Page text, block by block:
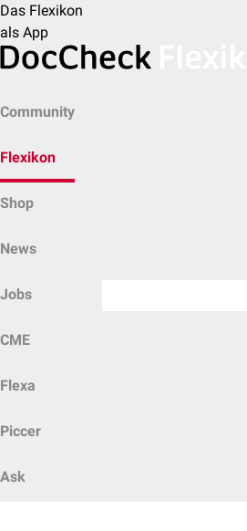
Das Flexikon
als App
Community
Flexikon
Shop
News
Jobs
CME
Flexa
Piccer
Ask